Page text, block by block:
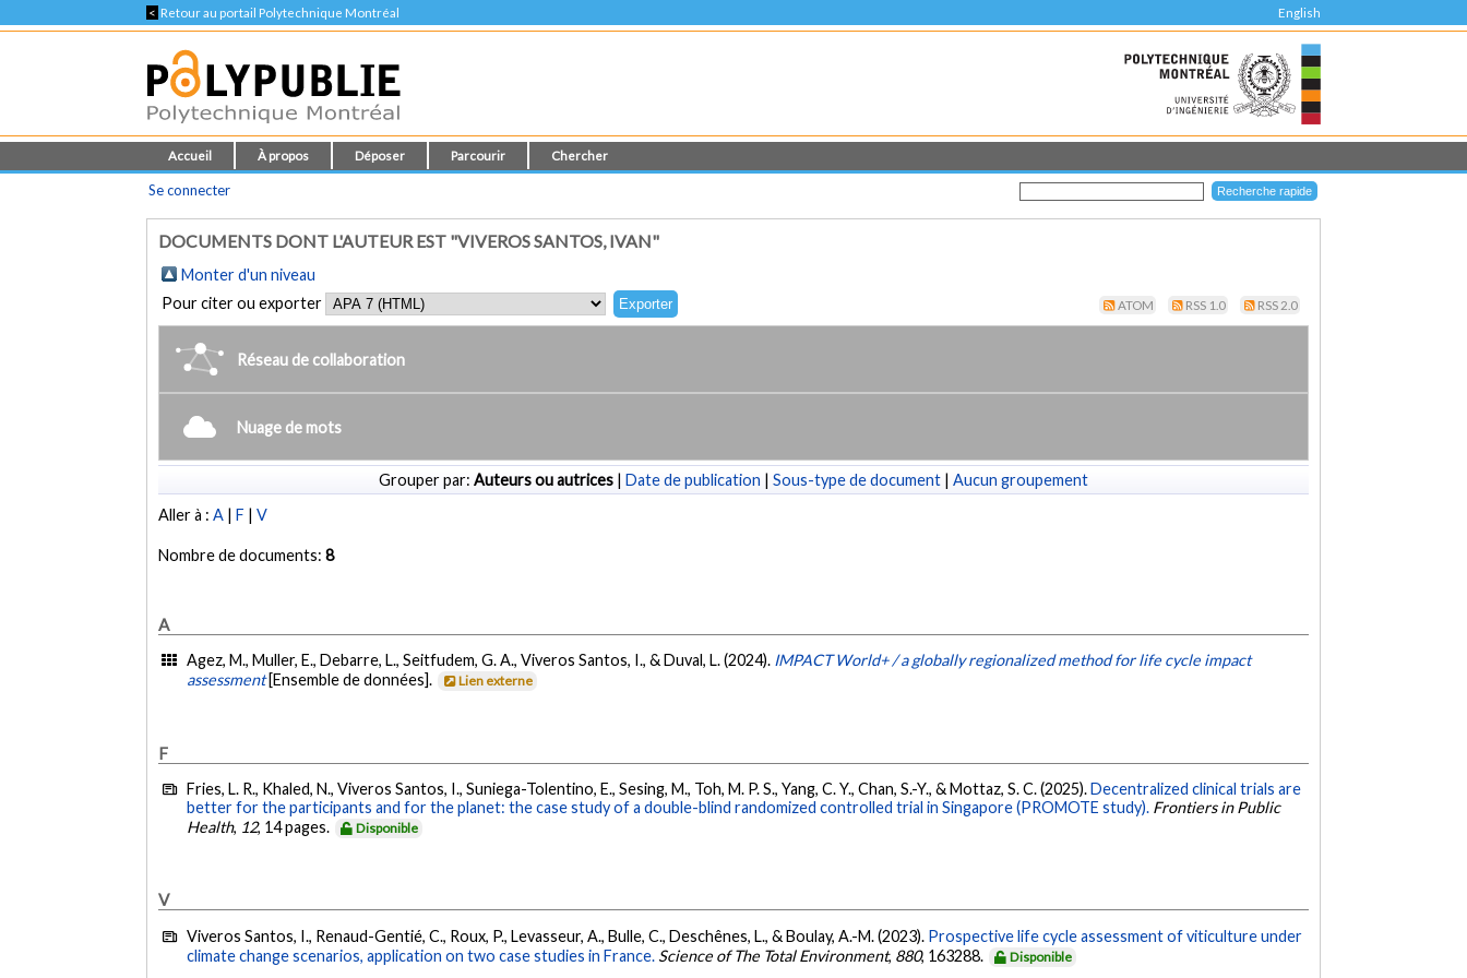
< Retour au portail Polytechnique Montréal English
Accueil À propos Déposer Parcourir Chercher
Se connecter
DOCUMENTS DONT L'AUTEUR EST "VIVEROS SANTOS, IVAN"
Monter d'un niveau
Pour citer ou exporter
ATOM RSS 1.0 RSS 2.0
Réseau de collaboration
Nuage de mots
Grouper par: Auteurs ou autrices | Date de publication | Sous-type de document | Aucun groupement
Aller à :A |F |V
Nombre de documents:8
A
Agez, M., Muller, E., Debarre, L., Seitfudem, G. A., Viveros Santos, I., & Duval, L. (2024). IMPACT World+ / a globally regionalized method for life cycle impact
assessment [Ensemble de données]. Lien externe
F
Fries, L. R., Khaled, N., Viveros Santos, I., Suniega-Tolentino, E., Sesing, M., Toh, M. P. S., Yang, C. Y., Chan, S.-Y., & Mottaz, S. C. (2025).Decentralized clinical trials are
better for the participants and for the planet: the case study of a double-blind randomized controlled trial in Singapore (PROMOTE study). Frontiers in Public
Health, 12, 14 pages. Disponible
V
Viveros Santos, I., Renaud-Gentié, C., Roux, P., Levasseur, A., Bulle, C., Deschênes, L., & Boulay, A.-M. (2023). Prospective life cycle assessment of viticulture under
climate change scenarios, application on two case studies in France. Science of The Total Environment, 880, 163288. Disponible